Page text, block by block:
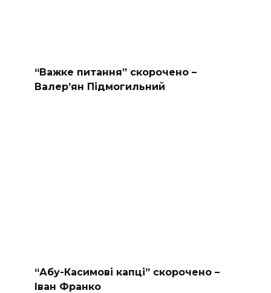
“Важке питання” скорочено –
Валер’ян Підмогильний
“Абу-Касимові капці” скорочено –
Іван Франко